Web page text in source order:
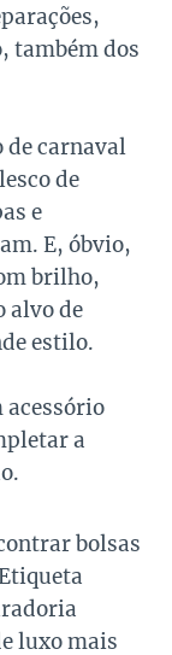
também dos
carnaval
de
e
E, óbvio,
brilho,
alvo de
estilo.
acessório
a
bolsas
luxo mais